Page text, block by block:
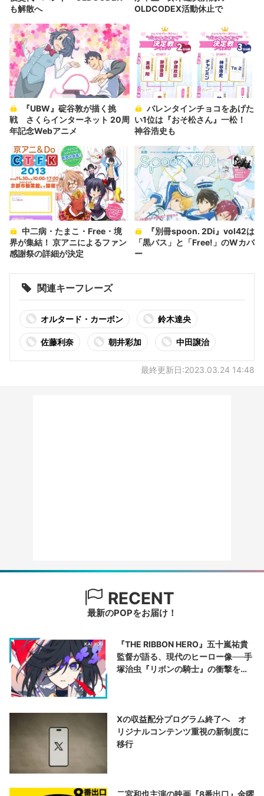
も解散へ
OLDCODEX活動休止で
戦 さくらインターネット 20周
年記念Webアニメ
い1位は『おそ松さん』一松！
神谷浩史も
界が集結！ 京アニによるファン
感謝祭の詳細が決定
「黒バス」と「Free!」のWカバ
ー
関連キーフレーズ
オルタード・カーボン 鈴木達央
佐藤利奈 朝井彩加 中田譲治
最終更新日:2023.03.24 14:48
RECENT
最新のPOPをお届け！
『THE RIBBON HERO』五十嵐祐貴
監督が語る、現代のヒーロー像──手
塚治虫『リボンの騎士』の衝撃を再
Xの収益配分プログラム終了へ オ
リジナルコンテンツ重視の新制度に
移行
二宮和也主演の映画『8番出口』金曜